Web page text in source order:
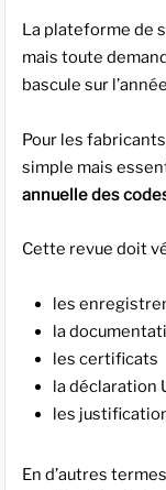
La plateforme de
mais toute
bascule sur
Pour les
simple mais
annuelle des
Cette revue doit
les
la
les certificats
la déclaration
les
En d’autres